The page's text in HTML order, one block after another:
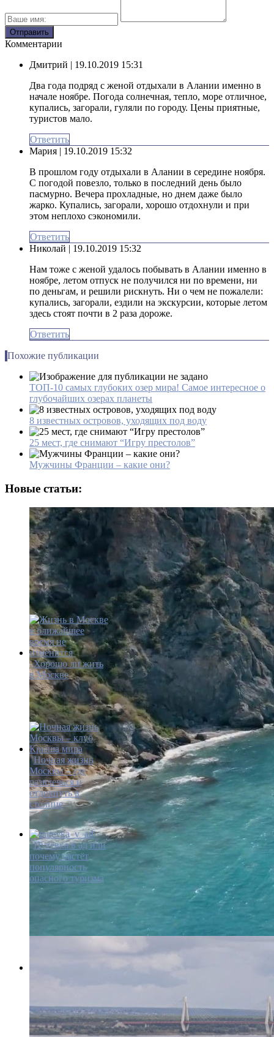
Комментарии
Дмитрий | 19.10.2019 15:31
Два года подряд с женой отдыхали в Алании именно в
начале ноябре. Погода солнечная, тепло, море отличное,
купались, загорали, гуляли по городу. Цены приятные,
туристов мало.
Ответить
Мария | 19.10.2019 15:32
В прошлом году отдыхали в Алании в середине ноября.
С погодой повезло, только в последний день было
пасмурно. Вечера прохладные, но днем даже было
жарко. Купались, загорали, хорошо отдохнули и при
этом неплохо сэкономили.
Ответить
Николай | 19.10.2019 15:32
Нам тоже с женой удалось побывать в Алании именно в
ноябре, летом отпуск не получился ни по времени, ни
по деньгам, и решили рискнуть. Ни о чем не пожалели:
купались, загорали, ездили на экскурсии, которые летом
здесь стоят почти в 2 раза дороже.
Ответить
Похожие публикации
ТОП-10 самых глубоких озер мира! Самое интересное о
глубочайших озерах планеты
8 известных островов, уходящих под воду
25 мест, где снимают “Игру престолов”
Мужчины Франции – какие они?
Новые статьи:
Черное море или
отдых в 2023
году?
Хорошо ли жить
в Москве
Ночная жизнь
Москвы – где
развлечься и
отдохнуть в
столице
Путёвка в ад или
почему растёт
популярность
опасного туризма